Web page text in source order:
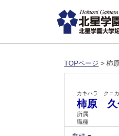
TOPページ > 柿
カキハラ クニカ
柿原 久
所属
職種